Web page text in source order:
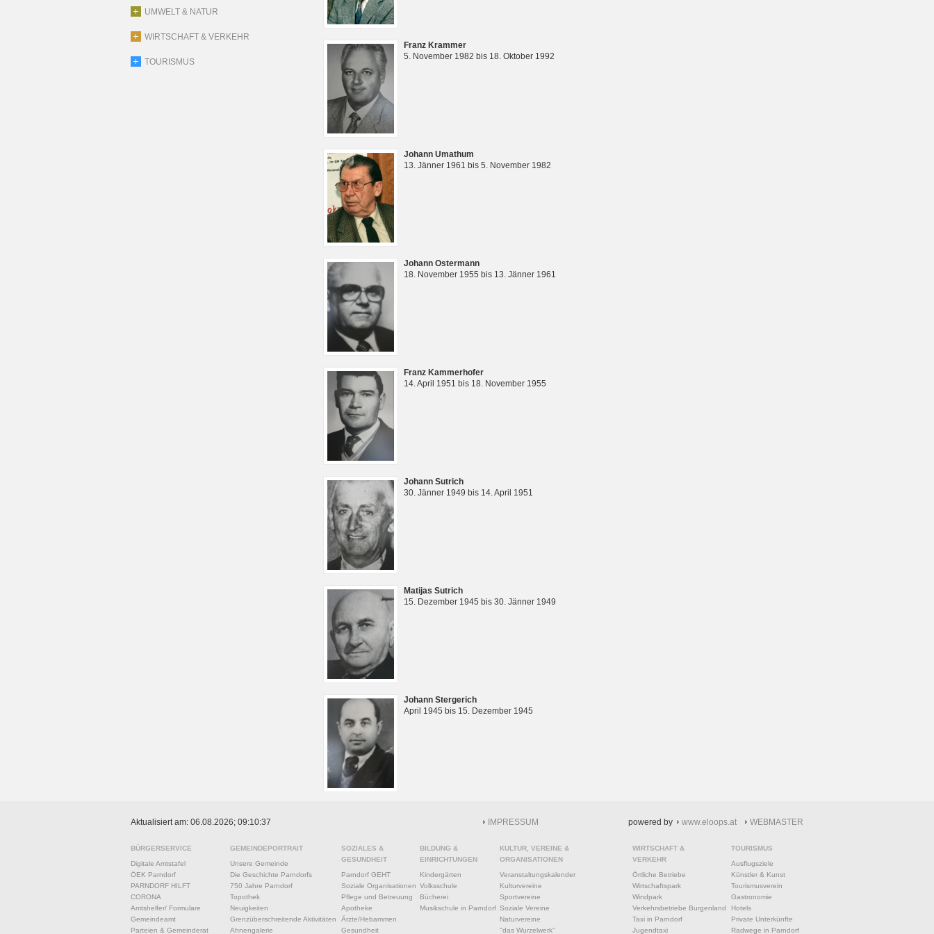
UMWELT & NATUR
WIRTSCHAFT & VERKEHR
TOURISMUS
Franz Krammer
5. November 1982 bis 18. Oktober 1992
Johann Umathum
13. Jänner 1961 bis 5. November 1982
Johann Ostermann
18. November 1955 bis 13. Jänner 1961
Franz Kammerhofer
14. April 1951 bis 18. November 1955
Johann Sutrich
30. Jänner 1949 bis 14. April 1951
Matijas Sutrich
15. Dezember 1945 bis 30. Jänner 1949
Johann Stergerich
April 1945 bis 15. Dezember 1945
Aktualisiert am: 06.08.2026; 09:10:37 IMPRESSUM powered by www.eloops.at WEBMASTER
BÜRGERSERVICE
Digitale Amtstafel
ÖEK Parndorf
PARNDORF HILFT
CORONA
Amtshelfer/ Formulare
Gemeindeamt
Parteien & Gemeinderat
GEMEINDEPORTRAIT
Unsere Gemeinde
Die Geschichte Parndorfs
750 Jahre Parndorf
Topothek
Neuigkeiten
Grenzüberschreitende Aktivitäten
Ahnengalerie
SOZIALES &
GESUNDHEIT
Parndorf GEHT
Soziale Organisationen
Pflege und Betreuung
Apotheke
Ärzte/Hebammen
Gesundheit
BILDUNG &
EINRICHTUNGEN
Kindergärten
Volksschule
Bücherei
Musikschule in Parndorf
KULTUR, VEREINE &
ORGANISATIONEN
Veranstaltungskalender
Kulturvereine
Sportvereine
Soziale Vereine
Naturvereine
"das Wurzelwerk"
WIRTSCHAFT &
VERKEHR
Örtliche Betriebe
Wirtschaftspark
Windpark
Verkehrsbetriebe Burgenland
Taxi in Parndorf
Jugendtaxi
TOURISMUS
Ausflugsziele
Künstler & Kunst
Tourismusverein
Gastronomie
Hotels
Private Unterkünfte
Radwege in Parndorf